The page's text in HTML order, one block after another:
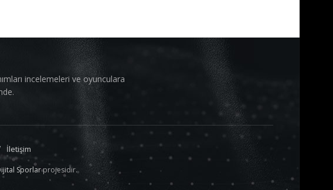
incelemeleri ve oyunculara
İletişim
Sporlarprojesidir.